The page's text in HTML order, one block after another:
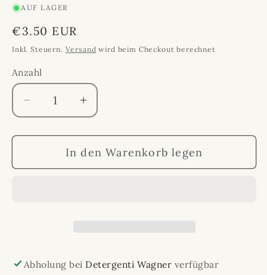
AUF LAGER
Normaler
Preis
€3.50 EUR
Inkl. Steuern. Versand wird beim Checkout berechnet
Anzahl
Anzahl
Verringere
die
Menge
Proraso
Erhöhe
die
Menge
für
Proraso
In den Warenkorb legen
Abholung bei Detergenti Wagner verfügbar